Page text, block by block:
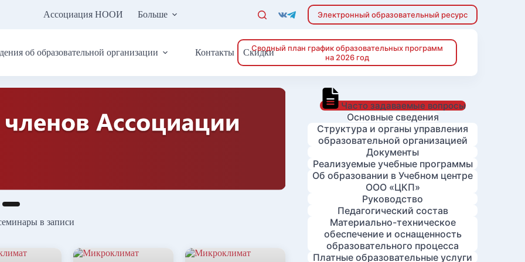
Ассоциация НООИ Больше Электронный образовательный ресурс
об образовательной организации Контакты Скидки
Сводный план график образовательных программ
на 2026 год
в записи
Часто задаваемые вопросы
Основные сведения
Структура и органы управления
образовательной организацией
Документы
Реализуемые учебные программы
Об образовании в Учебном центре
ООО «ЦКП»
Руководство
Педагогический состав
Материально-техническое
обеспечение и оснащенность
образовательного процесса
Платные образовательные услуги